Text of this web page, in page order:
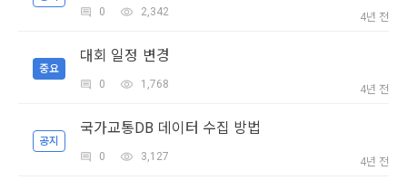
2. "회사"는 약관의규제등에관한법률, 전기통신기본법, 전기통
서의 소비자보호에 관한 법률, 전자문서 및 전자거래기본법, 전
자금융거래법, 전자서명법, 소비자기본법, 개인정보보호법 등
관련법을 위배하지 않는 범위에서 이 약관을 개정할 수 있다.
3. "회사"는 "서비스"에 대해 별도의 이용약관 또는 정책(이하
“별도약관”)을 둘 수 있으며, 그 내용이 이 약관과 충돌하는 경우
“별도약관”이 우선하여 적용된다.
4) 고용 및 취업동향 파악을 위한 통계학적 분석, 서비스 고도화
를 위한 데이터 분석
3. 수집하는 개인정보 항목 및 수집방법
가. 수집하는 개인정보의 항목
0 2,342 4년 전
중요
대회 일정 변경
0 1,768 4년 전
공지
국가교통DB 데이터 수집 방법
0 3,127 4년 전